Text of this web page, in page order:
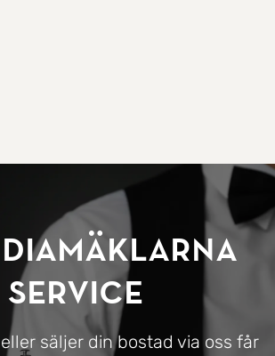
Service
säljer din bostad via oss får